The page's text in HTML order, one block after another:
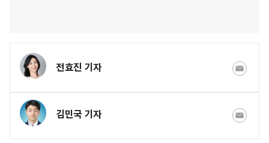
전효진 기자
김민국 기자